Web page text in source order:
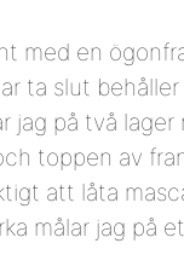
med en
ta slut
jag på två
toppen av
att låta
målar jag på